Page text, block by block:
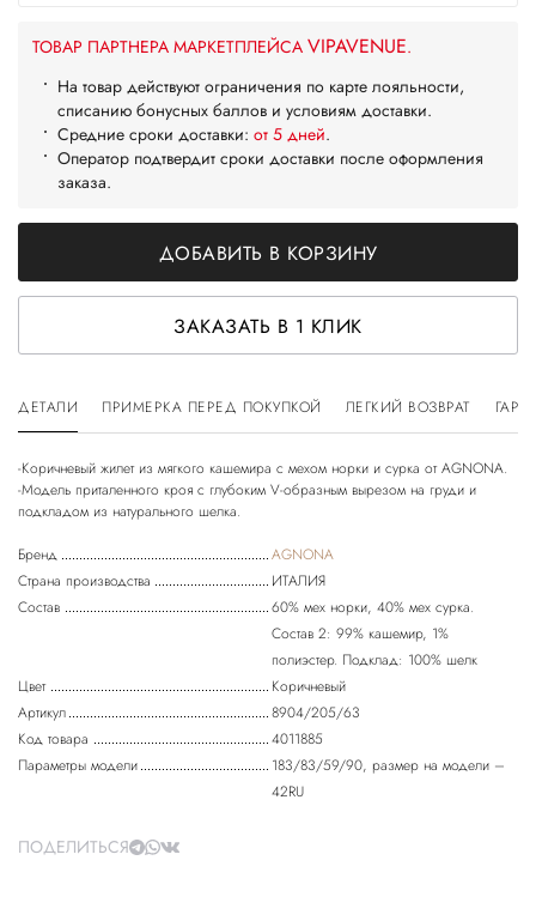
ТОВАР ПАРТНЕРА МАРКЕТПЛЕЙСА VIPAVENUE.
На товар действуют ограничения по карте лояльности,
списанию бонусных баллов и условиям доставки.
Средние сроки доставки: от 5 дней.
Оператор подтвердит сроки доставки после оформления
заказа.
ДОБАВИТЬ В КОРЗИНУ
ЗАКАЗАТЬ В 1 КЛИК
ДЕТАЛИ ПРИМЕРКА ПЕРЕД ПОКУПКОЙ ЛЕГКИЙ ВОЗВРАТ
-Коричневый жилет из мягкого кашемира с мехом норки и сурка от AGNONA.
-Модель приталенного кроя с глубоким V-образным вырезом на груди и
Бренд
AGNONA
Страна производства
ИТАЛИЯ
Состав
60% мех норки, 40% мех сурка.
Состав 2: 99% кашемир, 1%
полиэстер. Подклад: 100% шелк
Цвет
Коричневый
Артикул
8904/205/63
Код товара
4011885
Параметры модели
183/83/59/90, размер на модели –
42RU
ПОДЕЛИТЬСЯ